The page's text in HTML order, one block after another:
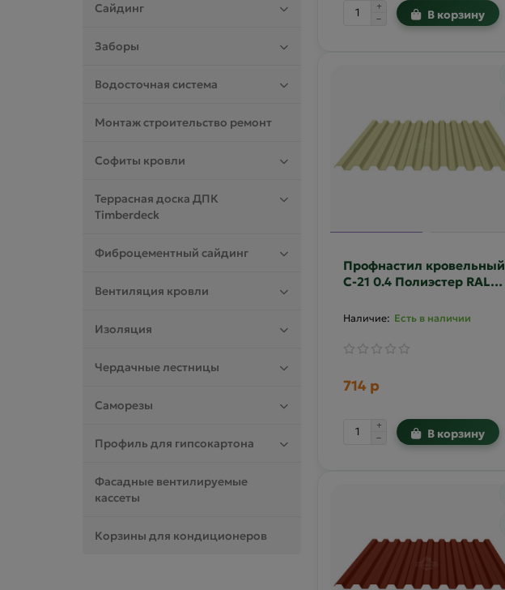
Сайдинг
Заборы
Водосточная система
Монтаж строительство ремонт
Софиты кровли
Террасная доска ДПК
Timberdeck
Фиброцементный сайдинг
Вентиляция кровли
Изоляция
Чердачные лестницы
Саморезы
Профиль для гипсокартона
Фасадные вентилируемые
кассеты
Корзины для кондиционеров
В корзину
Профнастил кровельный
С-21 0.4 Полиэстер RAL
Есть в наличии
714 р
В корзину